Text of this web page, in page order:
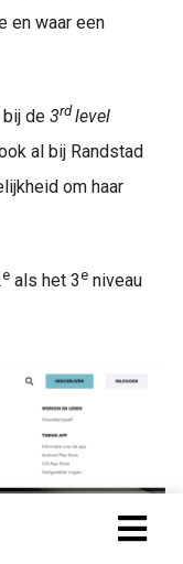
en waar een
bij de 3rdlevel
al bij Randstad
om haar
e als het 3e niveau